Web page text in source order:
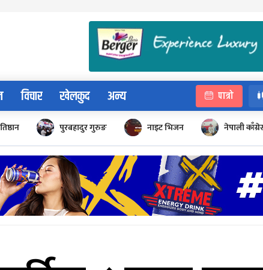
विचार खेलकुद अन्य पात्रो
पुरबहादुर गुरुङ नाइट भिजन नेपाली